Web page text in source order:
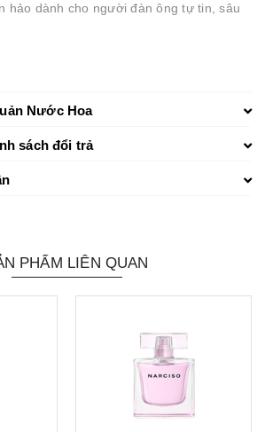
hảo dành cho người đàn ông tự tin, sâu
Nước Hoa
sách đổi trả
PHẨM LIÊN QUAN